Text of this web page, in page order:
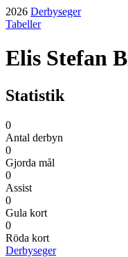
2026 Derbyseger
Tabeller
Elis Stefan
Statistik
0
Antal derbyn
0
Gjorda mål
0
Assist
0
Gula kort
0
Röda kort
Derbyseger